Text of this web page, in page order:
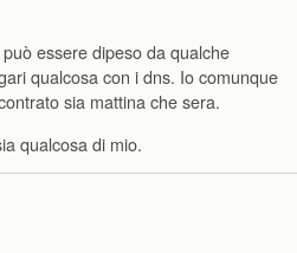
essere dipeso da qualche
qualcosa con i dns. Io comunque
sia mattina che sera.
qualcosa di mio.